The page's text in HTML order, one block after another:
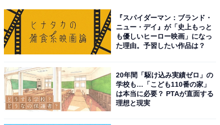
※回答者からのコメントは原文ママです
次ページ 10位までのランキング結果を見る
『スパイダーマン：ブランド・
ニュー・デイ』が「史上もっと
も優しいヒーロー映画」になっ
た理由。予習したい作品は？
20年間「駆け込み実績ゼロ」の
学校も…「こども110番の家」
は本当に必要？ PTAが直面する
理想と現実